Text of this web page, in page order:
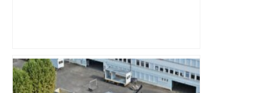
« Rien d'inquiétant » pour Guillaume
Restes, le gardien de Toulouse, après